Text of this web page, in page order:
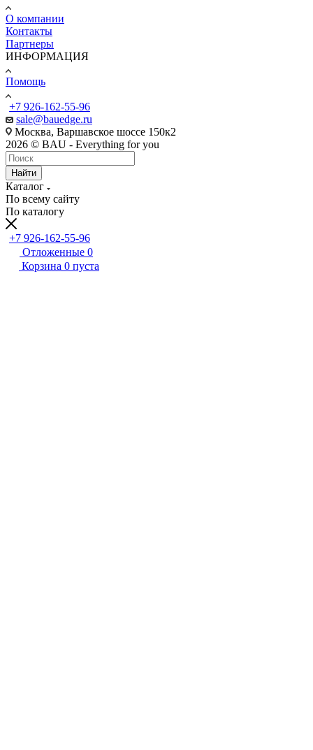
О компании
Контакты
Партнеры
ИНФОРМАЦИЯ
Помощь
+7 926-162-55-96
sale@bauedge.ru
Москва, Варшавское шоссе 150к2
2026 © BAU - Everything for you
Найти
Каталог
По всему сайту
По каталогу
+7 926-162-55-96
Отложенные 0
Корзина 0 пуста